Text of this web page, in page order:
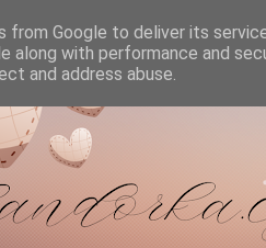
from Google to deliver its
along with performance and
and address abuse.